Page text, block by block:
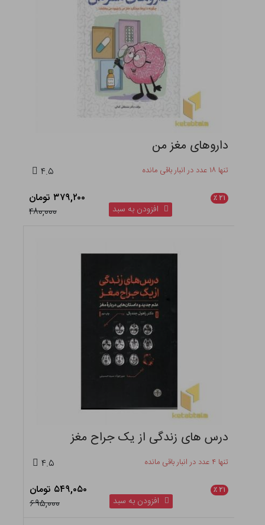
داروهای مغز من
تنها ۱۸ عدد در انبار باقی مانده ۴.۵
۲۱ ٪
۳۷۹,۲۰۰ تومان
۴۸۰,۰۰۰
افزودن به سبد
درس های زندگی از یک جراح مغز
تنها ۴ عدد در انبار باقی مانده ۴.۵
۲۱ ٪
۵۴۹,۰۵۰ تومان
۶۹۵,۰۰۰
افزودن به سبد